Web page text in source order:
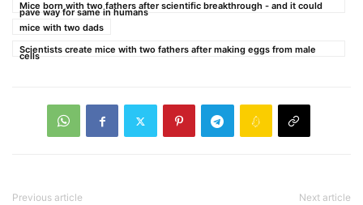
Mice born with two fathers after scientific breakthrough - and it could
pave way for same in humans
mice with two dads
Scientists create mice with two fathers after making eggs from male
cells
Previous article Next article